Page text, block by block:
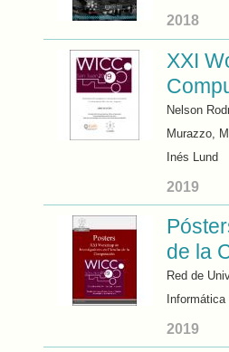
2018
XXI
Nelson
Murazzo,
Inés Lund
2019
de la
Red de
Informática
2019